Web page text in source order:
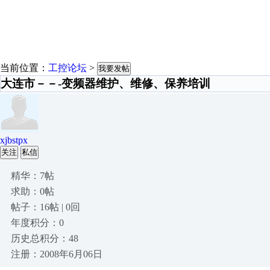
当前位置： 工控论坛 > 我要发帖
大连市－－-变频器维护、维修、保养培训
xjbstpx
关注 私信
精华：7帖
求助：0帖
帖子：16帖 | 0回
年度积分：0
历史总积分：48
注册：2008年6月06日